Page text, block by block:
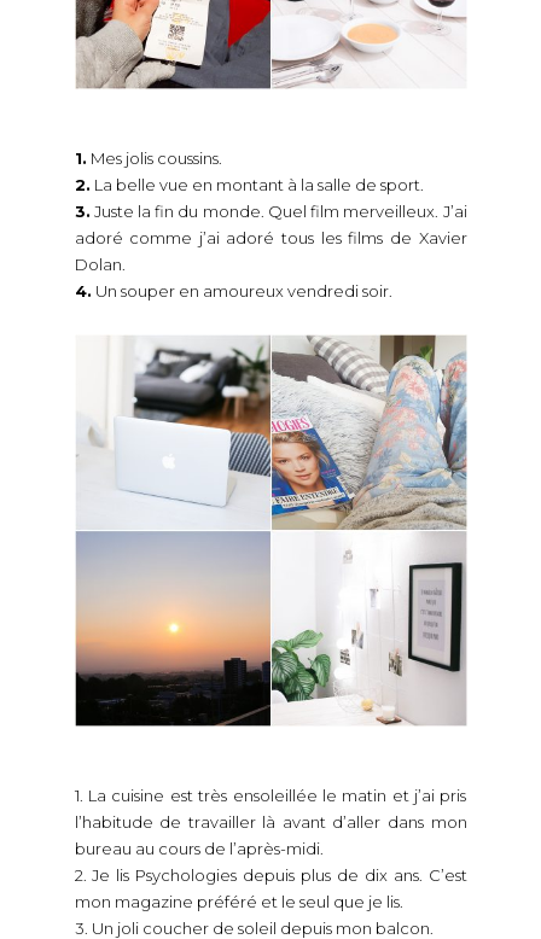
1. Mes jolis coussins.
2. La belle vue en montant à la salle de sport.
3. Juste la fin du monde. Quel film merveilleux. J’ai
adoré comme j’ai adoré tous les films de Xavier
Dolan.
4. Un souper en amoureux vendredi soir.
1. La cuisine est très ensoleillée le matin et j’ai pris
l’habitude de travailler là avant d’aller dans mon
bureau au cours de l’après-midi.
2. Je lis Psychologies depuis plus de dix ans. C’est
mon magazine préféré et le seul que je lis.
3. Un joli coucher de soleil depuis mon balcon.